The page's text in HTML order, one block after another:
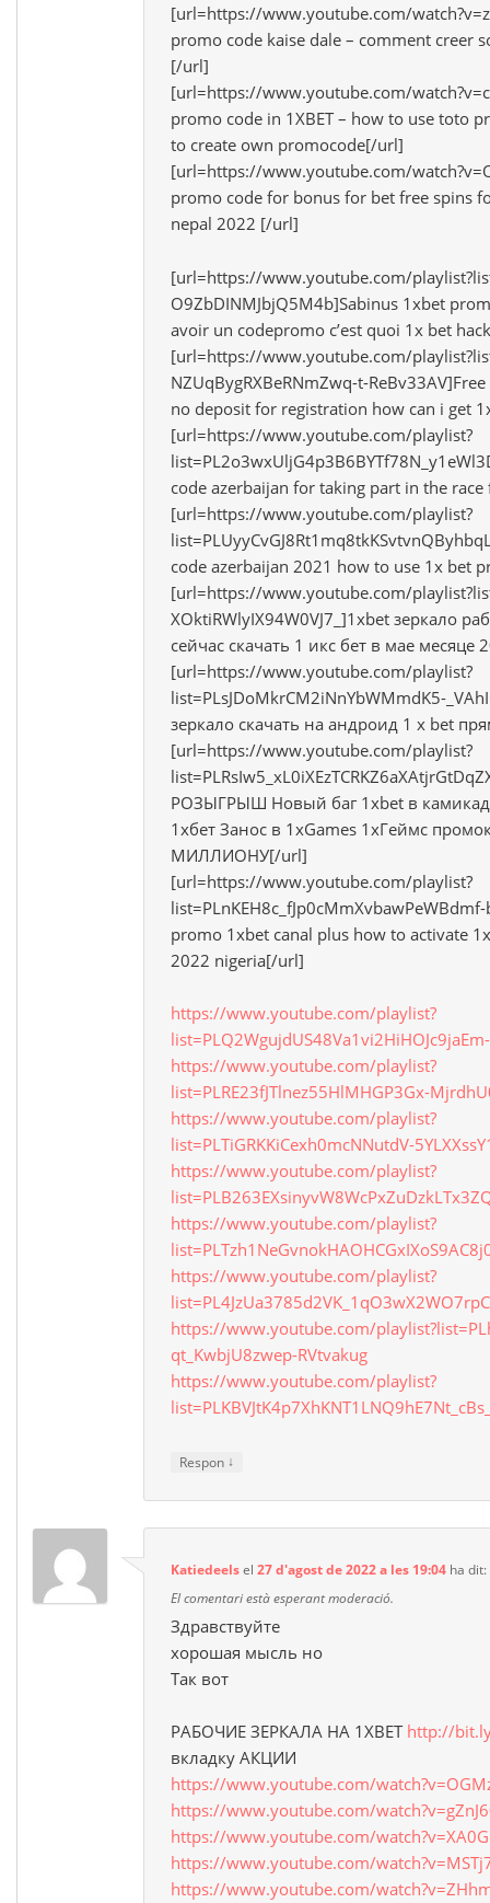
[url=https://www.youtube.com/
promo code kaise dale – comment creer
[/url]
[url=https://www.youtube.com/
promo code in 1XBET – how to use toto
to create own promocode[/url]
[url=https://www.youtube.com/
promo code for bonus for bet free spins
nepal 2022 [/url]
[url=https://www.youtube.com/
O9ZbDINMJbjQ5M4b]Sabinus 1xbet
avoir un codepromo c’est quoi 1x bet
[url=https://www.youtube.com/
NZUqBygRXBeRNmZwq-t-
no deposit for registration how can i get
[url=https://www.youtube.com/playlist?
code azerbaijan for taking part in the
[url=https://www.youtube.com/playlist?
code azerbaijan 2021 how to use 1x bet
[url=https://www.youtube.com/
XOktiRWlyIX94W0VJ7_]1xbet зеркало
сейчас скачать 1 икс бет в мае месяце
[url=https://www.youtube.com/playlist?
list=PLsJDoMkrCM2iNnYbWMmdK5-
зеркало скачать на андроид 1 x bet
[url=https://www.youtube.com/playlist?
РОЗЫГРЫШ Новый баг 1xbet в
1хбет Занос в 1xGames 1хГеймс
МИЛЛИОНУ[/url]
[url=https://www.youtube.com/playlist?
promo 1xbet canal plus how to activate
2022 nigeria[/url]
https://www.youtube.com/playlist?
https://www.youtube.com/playlist?
list=PLRE23fJTlnez55HlMHGP3Gx-
https://www.youtube.com/playlist?
list=PLTiGRKKiCexh0mcNNutdV-
https://www.youtube.com/playlist?
https://www.youtube.com/playlist?
https://www.youtube.com/playlist?
https://www.youtube.com/
qt_KwbjU8zwep-RVtvakug
https://www.youtube.com/playlist?
Respon ↓
Katiedeelsel27 d'agost de 2022 a les 19:04 ha dit:
El comentari està esperant moderació.
Здравствуйте
хорошая мысль но
Так вот
РАБОЧИЕ ЗЕРКАЛА НА 1ХBET http://
вкладку АКЦИИ
https://www.youtube.com/
https://www.youtube.com/
https://www.youtube.com/
https://www.youtube.com/
https://www.youtube.com/